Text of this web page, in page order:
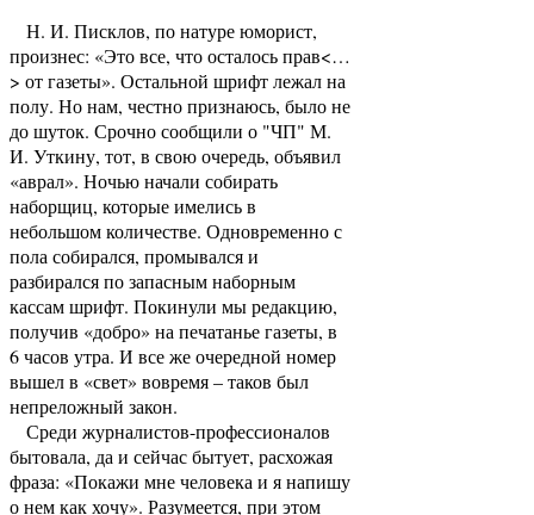
Н. И. Писклов, по натуре юморист,
произнес: «Это все, что осталось прав<…
> от газеты». Остальной шрифт лежал на
полу. Но нам, честно признаюсь, было не
до шуток. Срочно сообщили о "ЧП" М.
И. Уткину, тот, в свою очередь, объявил
«аврал». Ночью начали собирать
наборщиц, которые имелись в
небольшом количестве. Одновременно с
пола собирался, промывался и
разбирался по запасным наборным
кассам шрифт. Покинули мы редакцию,
получив «добро» на печатанье газеты, в
6 часов утра. И все же очередной номер
вышел в «свет» вовремя – таков был
непреложный закон.
Среди журналистов-профессионалов
бытовала, да и сейчас бытует, расхожая
фраза: «Покажи мне человека и я напишу
о нем как хочу». Разумеется, при этом